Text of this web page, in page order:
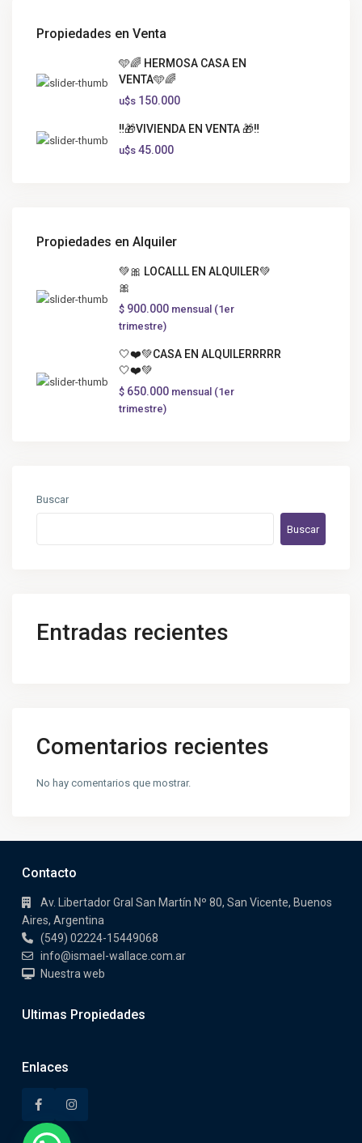
Propiedades en Venta
🩵🌈 HERMOSA CASA EN
VENTA🩵🌈
u$s 150.000
‼️🎁VIVIENDA EN VENTA 🎁‼️
u$s 45.000
Propiedades en Alquiler
💚🎀 LOCALLL EN ALQUILER💚
🎀
$ 900.000 mensual (1er
trimestre)
🤍❤️💚CASA EN ALQUILERRRRR
🤍❤️💚
$ 650.000 mensual (1er
trimestre)
Buscar
Buscar
Entradas recientes
Comentarios recientes
No hay comentarios que mostrar.
Contacto
Av. Libertador Gral San Martín Nº 80, San Vicente, Buenos
Aires, Argentina
(549) 02224-15449068
info@ismael-wallace.com.ar
Nuestra web
Ultimas Propiedades
Enlaces